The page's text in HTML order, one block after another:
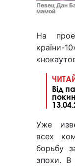
Певец Дан
мамой
На
Від
Уже
всех
борьбу
эпохи. В